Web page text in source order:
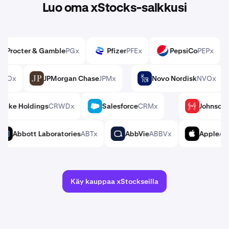
Luo oma xStocks-salkkusi
PG Procter & GamblePGx PFE Pfizer PFEx PEP
NVO Novo Nordisk
KOx JPM JPMorgan ChaseJPMx
JNJ
HoldingsCRWDx CRM SalesforceCRMx
ABT Abbott Laboratories ABTx ABBV AbbVie ABBVx AAPL
Käy kauppaa xStockseilla